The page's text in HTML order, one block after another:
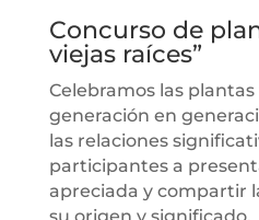
Concurso de
viejas raíces”
Celebramos las
generación en
las relaciones
participantes a
apreciada y compartir
su origen y significado.